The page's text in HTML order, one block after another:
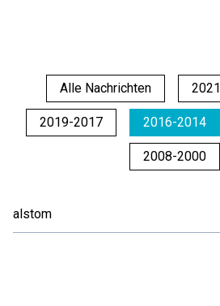
Alle Nachrichten 2021
2019-2017 2016-2014
2008-2000